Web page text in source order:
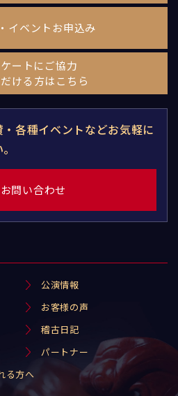
イベントお申込み
ートにご協力
ける方はこちら
各種イベントなどお気軽に
お問い合わせ
公演情報
お客様の声
稽古日記
パートナー
る方へ